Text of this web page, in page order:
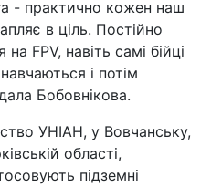
- практично кожен наш
в ціль. Постійно
FPV, навіть самі бійці
і потім
Бобовнікова.
УНІАН, у Вовчанську,
області,
підземні